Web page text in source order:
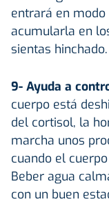
entrará en
acumularla en
sientas hinchado.
9- Ayuda a
cuerpo está
del cortisol, la
marcha unos
cuando el
Beber agua
con un buen